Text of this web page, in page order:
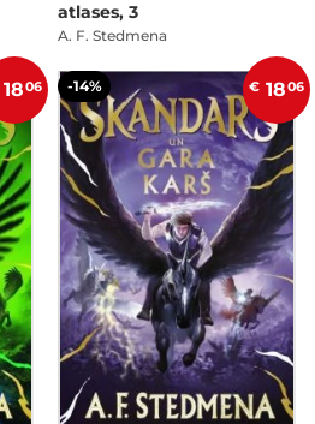
atlases, 3
A. F. Stedmena
1806 -14% € 1806